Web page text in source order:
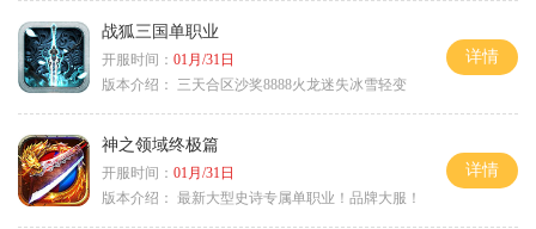
战狐三国单职业
开服时间： 01月/31日
版本介绍：
三天合区沙奖8888火龙迷失冰雪轻变
详情
神之领域终极篇
开服时间： 01月/31日
版本介绍： 最新大型史诗专属单职业！品牌大服！
详情